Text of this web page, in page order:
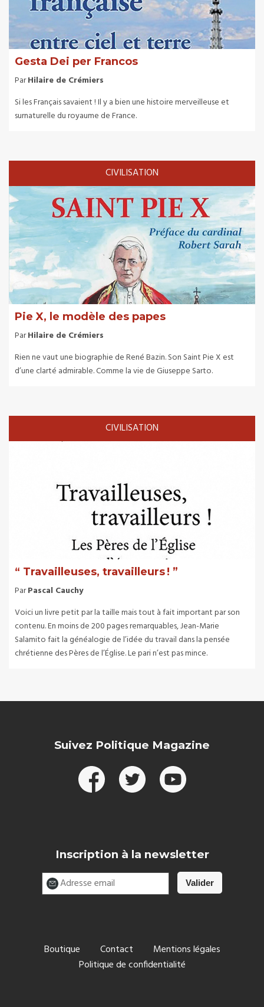
Gesta Dei per Francos
ParHilaire de Crémiers
Si les Français savaient ! Il y a bien une histoire merveilleuse et
surnaturelle du royaume de France.
CIVILISATION
Pie X, le modèle des papes
ParHilaire de Crémiers
Rien ne vaut une biographie de René Bazin. Son Saint Pie X est
d’une clarté admirable. Comme la vie de Giuseppe Sarto.
CIVILISATION
“ Travailleuses, travailleurs ! ”
ParPascal Cauchy
Voici un livre petit par la taille mais tout à fait important par son
contenu. En moins de 200 pages remarquables, Jean-Marie
Salamito fait la généalogie de l’idée du travail dans la pensée
chrétienne des Pères de l’Église. Le pari n’est pas mince.
Suivez Politique Magazine
Inscription à la newsletter
Boutique Contact
Mentions légales
Politique de confidentialité